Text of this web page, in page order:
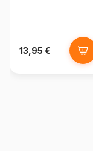
13,95 €